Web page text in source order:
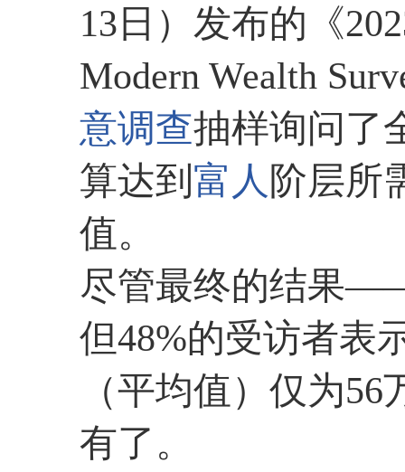
13日）发布的《
Modern Wealth
意调查抽样询问了
算达到 富人 阶层所
值。
尽管最终的结果
但48%的受访者表
（平均值）仅为
有了。